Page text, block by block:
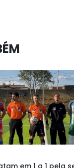
em 1 a 1 pela